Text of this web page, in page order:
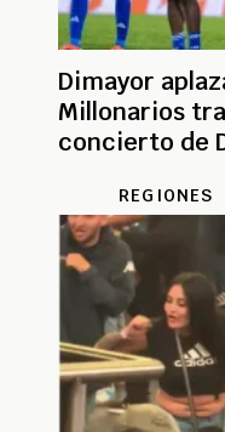
Dimayor
Millonarios
concierto de
REGIONES